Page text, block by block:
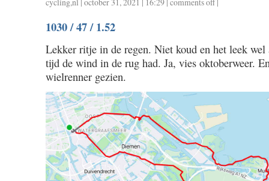
/
3.55
1030 / 47 / 1.52
Lekker ritje in de regen. Niet koud en het leek
tijd de wind in de rug had. Ja, vies oktoberweer.
wielrenner gezien.